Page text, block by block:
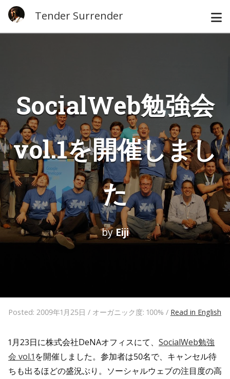
Tender Surrender
SocialWeb勉強会
vol.1を開催しまし
た
byEiji
Posted: 2009年1月25日 / オーガニック度: 100% / Read in English
1月23日に株式会社DeNAオフィスにて、 SocialWeb勉強
会 vol.1を開催しました。参加者は50名で、キャンセル待
ちも出るほどの盛況ぶり。ソーシャルウェブの注目度の高